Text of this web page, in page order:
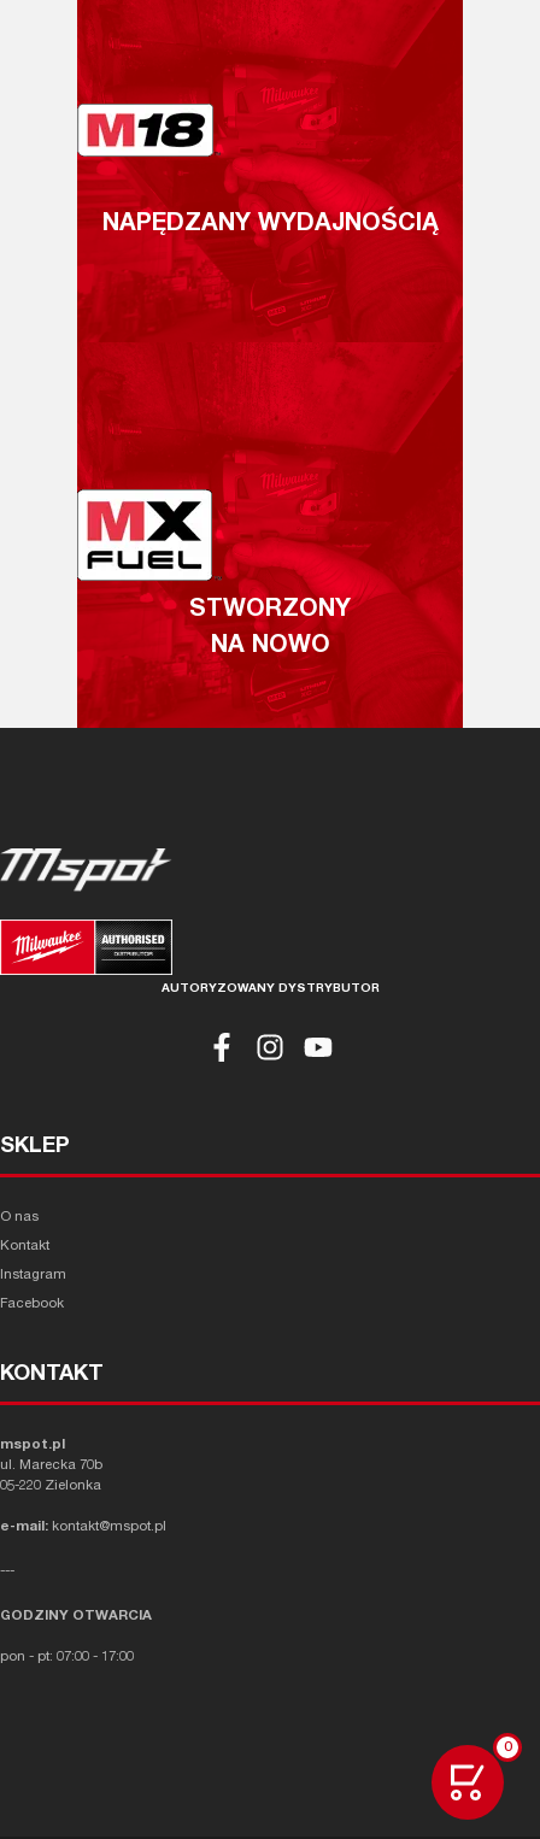
0
NAPĘDZANY WYDAJNOŚCIĄ
STWORZONY
NA NOWO
AUTORYZOWANY DYSTRYBUTOR
SKLEP
O nas
Kontakt
Instagram
Facebook
KONTAKT
mspot.pl
ul. Marecka 70b
05-220 Zielonka
e-mail: kontakt@mspot.pl
---
GODZINY OTWARCIA
pon - pt: 07:00 - 17:00